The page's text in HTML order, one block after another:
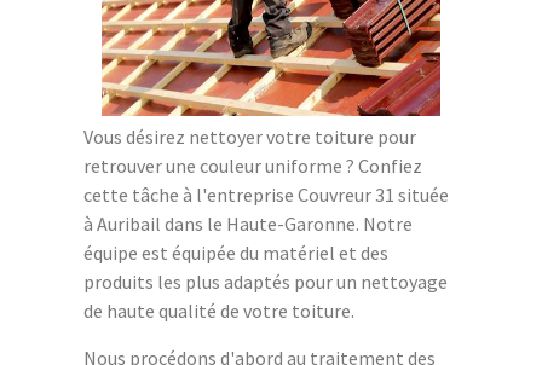
Vous désirez nettoyer votre toiture pour
retrouver une couleur uniforme ? Confiez
cette tâche à l'entreprise Couvreur 31 située
à Auribail dans le Haute-Garonne. Notre
équipe est équipée du matériel et des
produits les plus adaptés pour un nettoyage
de haute qualité de votre toiture.
Nous procédons d'abord au traitement des